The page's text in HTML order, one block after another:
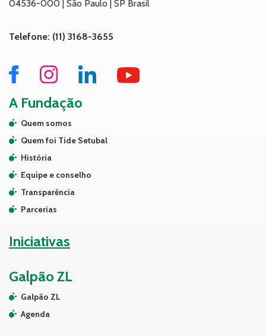
04536-000 | São Paulo | SP Brasil
Telefone: (11) 3168-3655
A Fundação
Quem somos
Quem foi Tide Setubal
História
Equipe e conselho
Transparência
Parcerias
Iniciativas
Galpão ZL
Galpão ZL
Agenda